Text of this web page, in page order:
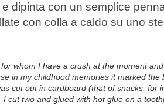
dipinta con un semplice
con colla a caldo su uno
whom I have a crush at the moment and
in my childhood memories itmarked the
cut out in cardboard (that of snacks, for
I cut two and glued with hot glue on a